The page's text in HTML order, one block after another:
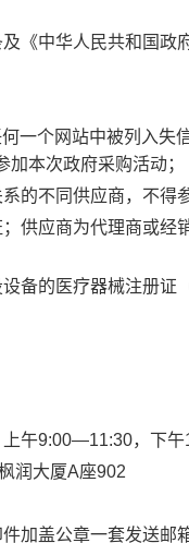
《中华人民共和国政
一个网站中被列入
本次政府采购活动；
的不同供应商，不得
供应商为代理商或经
备的医疗器械注册证
上午9:00—11:30，下午
润大厦A座902
加盖公章一套发送邮